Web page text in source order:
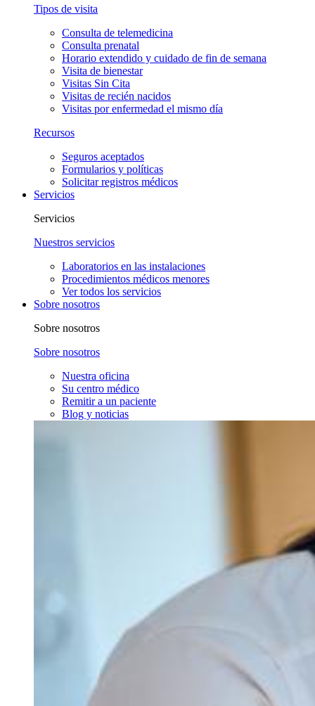
Tipos de visita
Consulta de telemedicina
Consulta prenatal
Horario extendido y cuidado de fin de semana
Visita de bienestar
Visitas Sin Cita
Visitas de recién nacidos
Visitas por enfermedad el mismo día
Recursos
Seguros aceptados
Formularios y políticas
Solicitar registros médicos
Servicios
Servicios
Nuestros servicios
Laboratorios en las instalaciones
Procedimientos médicos menores
Ver todos los servicios
Sobre nosotros
Sobre nosotros
Sobre nosotros
Nuestra oficina
Su centro médico
Remitir a un paciente
Blog y noticias